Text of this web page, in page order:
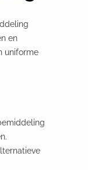
en
uniforme